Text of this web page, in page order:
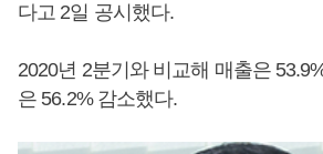
다고 2일 공시했다.
2020년 2분기와 비교해 매출은
은 56.2% 감소했다.